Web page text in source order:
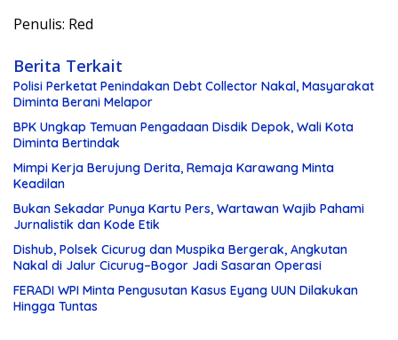
Penulis: Red
Berita Terkait
Polisi Perketat Penindakan Debt Collector Nakal, Masyarakat
Diminta Berani Melapor
BPK Ungkap Temuan Pengadaan Disdik Depok, Wali Kota
Diminta Bertindak
Mimpi Kerja Berujung Derita, Remaja Karawang Minta
Keadilan
Bukan Sekadar Punya Kartu Pers, Wartawan Wajib Pahami
Jurnalistik dan Kode Etik
Dishub, Polsek Cicurug dan Muspika Bergerak, Angkutan
Nakal di Jalur Cicurug–Bogor Jadi Sasaran Operasi
FERADI WPI Minta Pengusutan Kasus Eyang UUN Dilakukan
Hingga Tuntas